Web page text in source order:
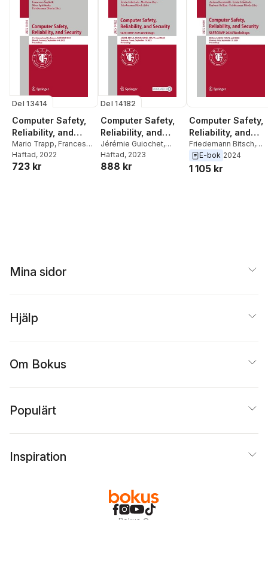
Del 13414
Computer Safety,
Reliability, and
Security
Mario Trapp, Francesca
Saglietti,Marc
Spisländer
Häftad, 2022
723 kr
Del 14182
Computer Safety,
Reliability, and
Security.
SAFECOMP 2023
Workshops
Jérémie Guiochet,
Stefano Tonetta
Schoitsch
Häftad, 2023
888 kr
Computer Safety,
Reliability, and
Security.
SAFECOMP 2024
Workshops
Friedemann Bitsch,
Barbara Gallina
Schoitsch
E-bok 2024
1 105 kr
Mina sidor
Hjälp
Om Bokus
Populärt
Inspiration
Bokus @